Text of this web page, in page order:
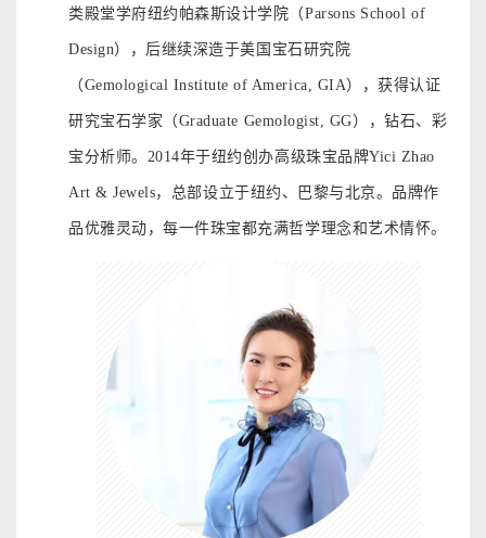
类殿堂学府纽约帕森斯设计学院（Parsons School of
Design），后继续深造于美国宝石研究院
（Gemological Institute of America, GIA），获得认证
研究宝石学家（Graduate Gemologist, GG），钻石、彩
宝分析师。 2014年于纽约创办高级珠宝品牌Yici Zhao
Art & Jewels，总部设立于纽约、巴黎与北京。品牌作
品优雅灵动，每一件珠宝都充满哲学理念和艺术情怀。